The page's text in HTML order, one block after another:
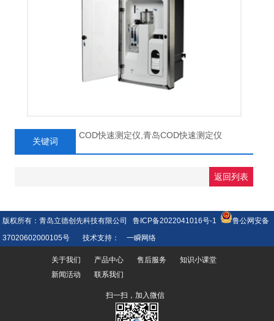
关键词
COD快速测定仪,青岛COD快速测定仪
返回列表
版权所有：青岛立德创先科技有限公司鲁ICP备2022041016号-1
鲁公网安备
37020602000105号 技术支持： 一瞬网络
关于我们 产品中心 售后服务
知识小课堂
新闻活动
联系我们
扫一扫，加入微信